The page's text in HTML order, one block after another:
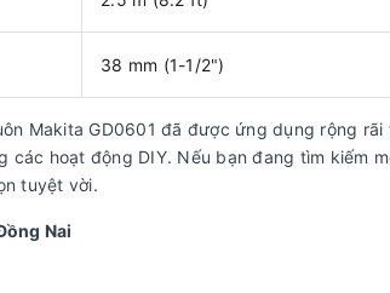
38 mm (1-1/2")
Makita GD0601 đã được ứng dụng rộng
hoạt động DIY. Nếu bạn đang tìm kiếm
tuyệt vời.
Nai